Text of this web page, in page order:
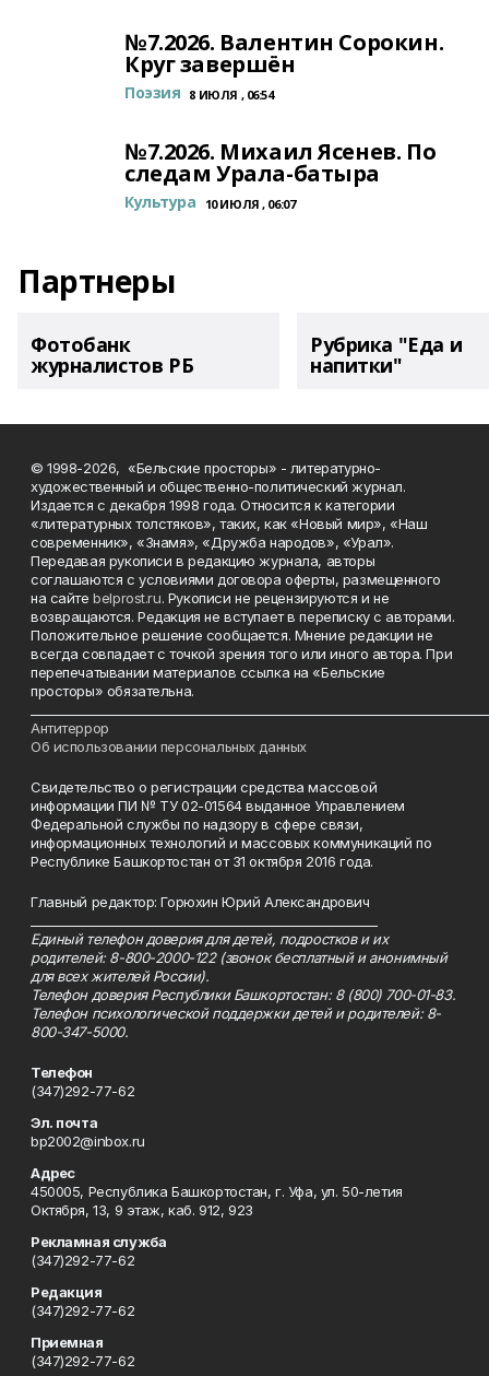
№7.2026. Валентин Сорокин.
Круг завершён
Поэзия 8 ИЮЛЯ , 06:54
№7.2026. Михаил Ясенев. По
следам Урала-батыра
Культура 10 ИЮЛЯ , 06:07
Партнеры
Фотобанк
журналистов РБ
Рубрика "Еда и
напитки"
© 1998-2026, «Бельские просторы» - литературно-
художественный и общественно-политический журнал.
Издается с декабря 1998 года. Относится к категории
«литературных толстяков», таких, как «Новый мир», «Наш
современник», «Знамя», «Дружба народов», «Урал».
Передавая рукописи в редакцию журнала, авторы
соглашаются с условиями договора оферты, размещенного
на сайтеbelprost.ru. Рукописи не рецензируются и не
возвращаются. Редакция не вступает в переписку с авторами.
Положительное решение сообщается. Мнение редакции не
всегда совпадает с точкой зрения того или иного автора. При
перепечатывании материалов ссылка на «Бельские
просторы» обязательна.
Антитеррор
Об использовании персональных данных
Свидетельство о регистрации средства массовой
информации ПИ № ТУ 02-01564 выданное Управлением
Федеральной службы по надзору в сфере связи,
информационных технологий и массовых коммуникаций по
Республике Башкортостан от 31 октября 2016 года.
Главный редактор: Горюхин Юрий Александрович
Единый телефон доверия для детей, подростков и их
родителей: 8-800-2000-122 (звонок бесплатный и анонимный
для всех жителей России).
Телефон доверия Республики Башкортостан: 8 (800) 700-01-83.
Телефон психологической поддержки детей и родителей: 8-
800-347-5000.
Телефон
(347)292-77-62
Эл. почта
bp2002@inbox.ru
Адрес
450005, Республика Башкортостан, г. Уфа, ул. 50-летия
Октября, 13, 9 этаж, каб. 912, 923
Рекламная служба
(347)292-77-62
Редакция
(347)292-77-62
Приемная
(347)292-77-62